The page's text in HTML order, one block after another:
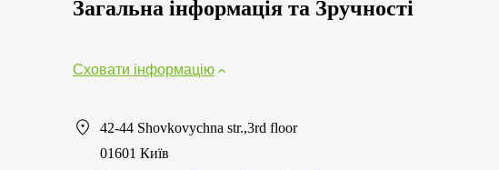
Загальна інформація та Зручності
Сховати інформацію
42-44 Shovkovychna str.,3rd floor
01601 Київ